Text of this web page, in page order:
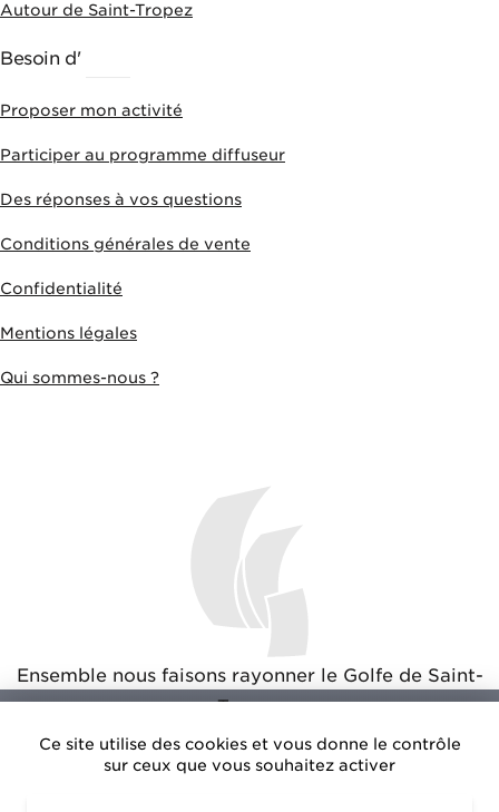
Ce site utilise des cookies et vous donne le contrôle
sur ceux que vous souhaitez activer
Autour de Saint-Tropez
Besoin d'
Proposer mon activité
Participer au programme diffuseur
Des réponses à vos questions
Conditions générales de vente
Confidentialité
Mentions légales
Qui sommes-nous ?
Ensemble nous faisons rayonner le Golfe de Saint-
Tropez